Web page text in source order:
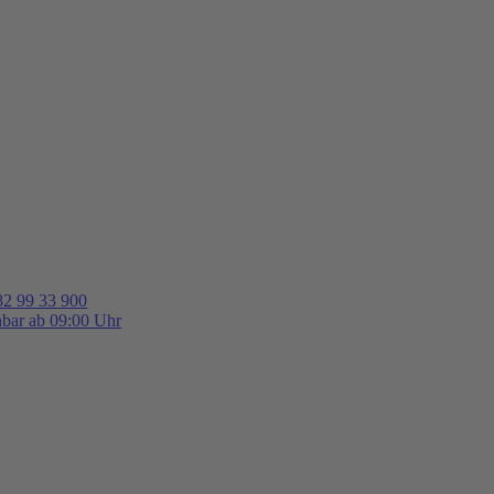
99 33 900
ab 09:00 Uhr